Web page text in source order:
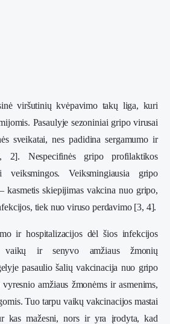
viršutinių kvėpavimo takų liga, kuri
Pasaulyje sezoniniai gripo virusai
sveikatai, nes padidina sergamumo ir
2]. Nespecifinės gripo profilaktikos
veiksmingos. Veiksmingiausia gripo
kasmetis skiepijimas vakcina nuo gripo,
tiek nuo viruso perdavimo [3, 4].
ir hospitalizacijos dėl šios infekcijos
ir senyvo amžiaus žmonių
pasaulio šalių vakcinacija nuo gripo
amžiaus žmonėms ir asmenims,
Tuo tarpu vaikų vakcinacijos mastai
kas mažesni, nors ir yra įrodyta, kad